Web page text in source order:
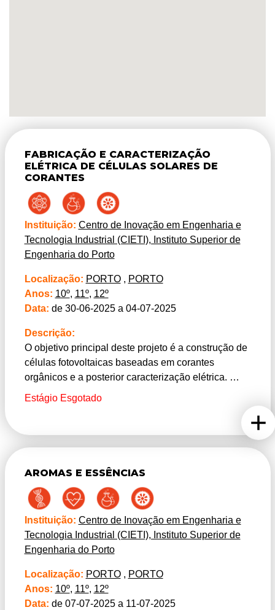
FABRICAÇÃO E CARACTERIZAÇÃO
ELÉTRICA DE CÉLULAS SOLARES DE
CORANTES
Instituição: Centro de Inovação em Engenharia e
Tecnologia Industrial (CIETI), Instituto Superior de
Engenharia do Porto
Localização: PORTO, PORTO
Anos: 10º, 11º, 12º
Data: de 30-06-2025 a 04-07-2025
Descrição:
O objetivo principal deste projeto é a construção de
células fotovoltaicas baseadas em corantes
orgânicos e a posterior caracterização elétrica.
Para a caracterização destas células será medida a
resposta em tensão e corrente elétrica sob
parâmetros como a eficiência do dispositivo, fator
de forma, tensão de circuito aberto e corrente de
curto-circuito. Quer a construção das células, quer a
laboratórios do CIETI/ISEP localizada na cidade do
Porto.
No âmbito deste projeto, será feita uma
apresentação dos grupos de investigação e uma
visita aos laboratórios do CIETI/ISEP.
Estágio Esgotado
AROMAS E ESSÊNCIAS
Instituição: Centro de Inovação em Engenharia e
Tecnologia Industrial (CIETI), Instituto Superior de
Engenharia do Porto
Localização: PORTO, PORTO
Anos: 10º, 11º, 12º
Data: de 07-07-2025 a 11-07-2025